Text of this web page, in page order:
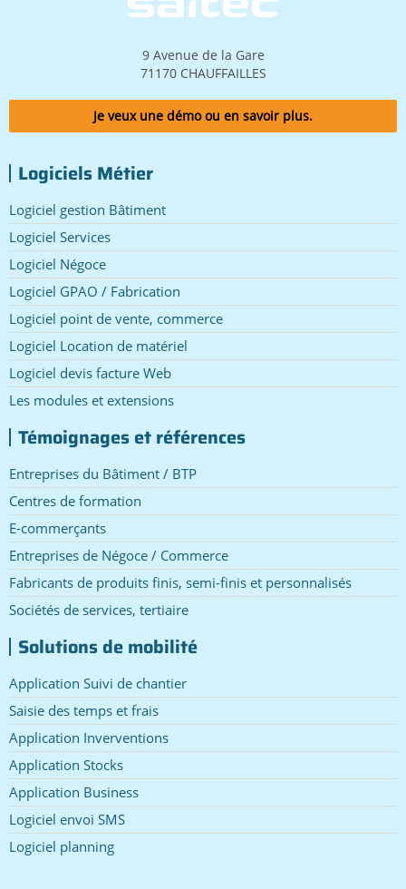
9 Avenue de la Gare
71170 CHAUFFAILLES
Je veux une démo ou en savoir plus.
Logiciels Métier
Logiciel gestion Bâtiment
Logiciel Services
Logiciel Négoce
Logiciel GPAO / Fabrication
Logiciel point de vente, commerce
Logiciel Location de matériel
Logiciel devis facture Web
Les modules et extensions
Témoignages et références
Entreprises du Bâtiment / BTP
Centres de formation
E-commerçants
Entreprises de Négoce / Commerce
Fabricants de produits finis, semi-finis et personnalisés
Sociétés de services, tertiaire
Solutions de mobilité
Application Suivi de chantier
Saisie des temps et frais
Application Inverventions
Application Stocks
Application Business
Logiciel envoi SMS
Logiciel planning